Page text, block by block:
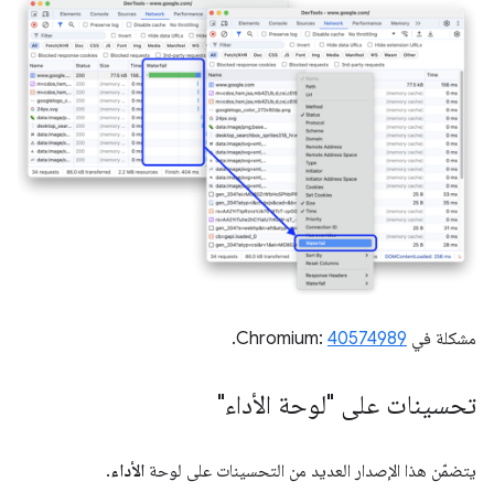
مشكلة في Chromium: 40574989
.
تحسينات على "لوحة الأداء"
يتضمّن هذا الإصدار العديد من التحسينات على لوحة الأداء.